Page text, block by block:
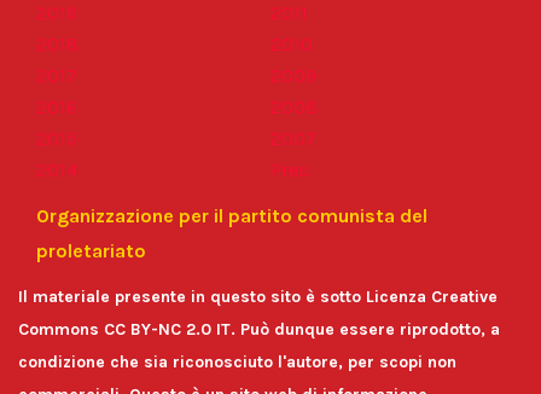
2019
2018
2017
2016
2015
2014
2011
2010
2009
2008
2007
Prec.
Organizzazione per il partito comunista del
proletariato
Il materiale presente in questo sito è sotto Licenza Creative
Commons CC BY-NC 2.0 IT. Può dunque essere riprodotto, a
condizione che sia riconosciuto l'autore, per scopi non